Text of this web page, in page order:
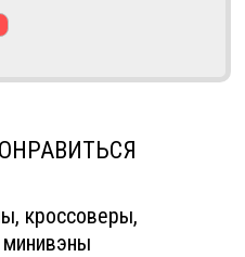
кроссоверы,